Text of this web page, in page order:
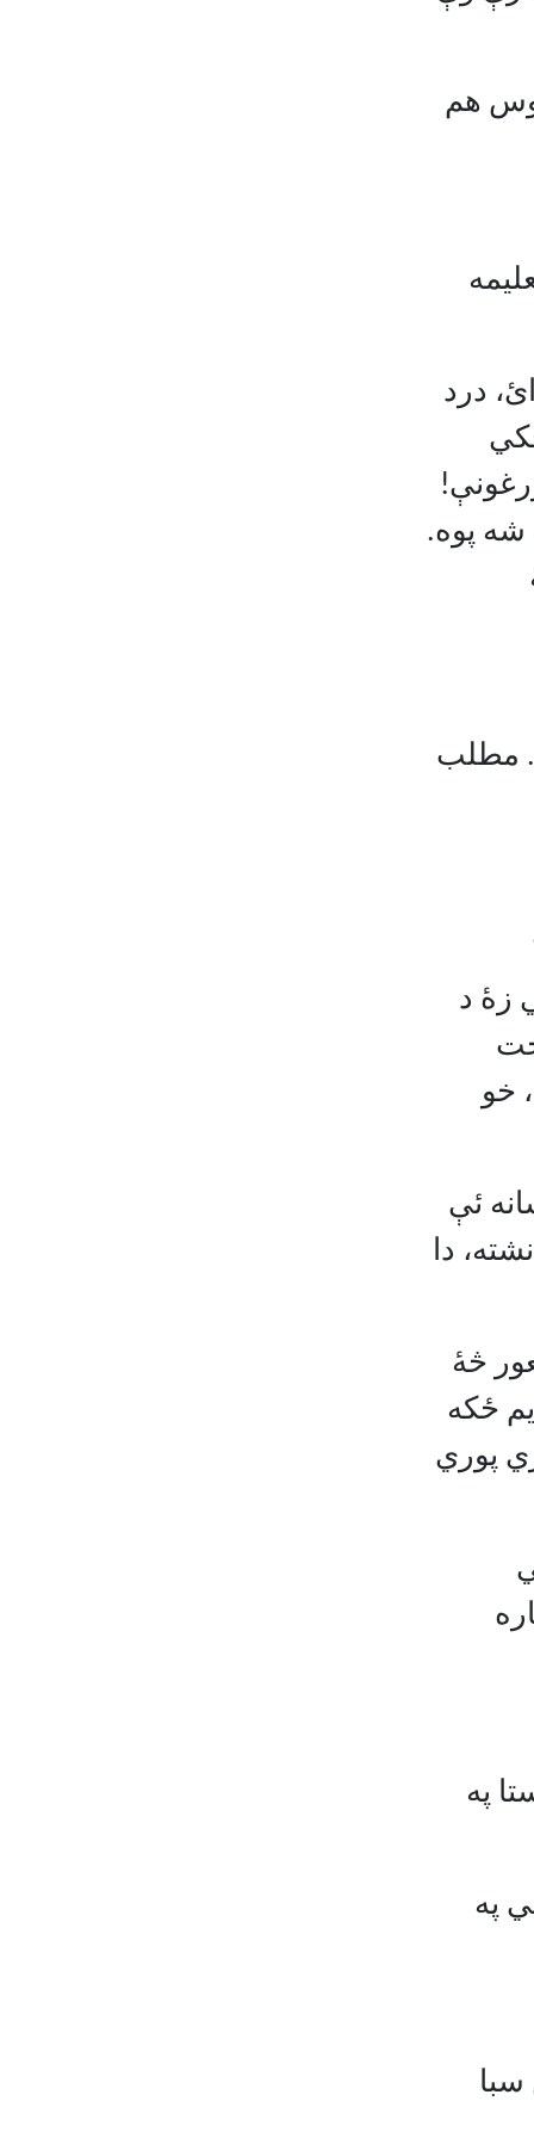
هم
درد
شه پوه.
مطلب
زۀ د
خو
ئې
دا
څۀ
ځکه
پوري
په
په
سبا